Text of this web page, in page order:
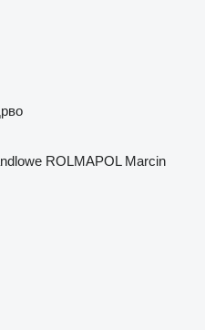
ROLMAPOL Marcin